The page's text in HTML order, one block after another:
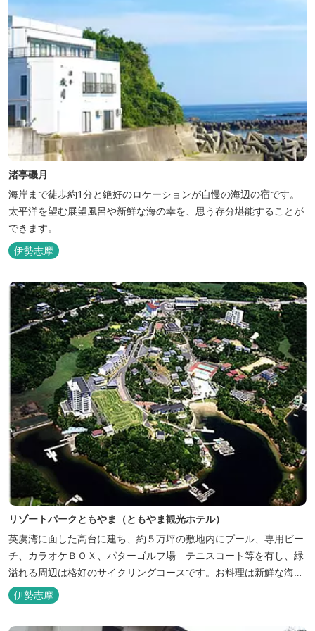
渚亭磯月
海岸まで徒歩約1分と絶好のロケーションが自慢の海辺の宿です。
太平洋を望む展望風呂や新鮮な海の幸を、思う存分堪能することが
できます。
伊勢志摩
リゾートパークともやま（ともやま観光ホテル）
英虞湾に面した高台に建ち、約５万坪の敷地内にプール、専用ビー
チ、カラオケＢＯＸ、パターゴルフ場 テニスコート等を有し、緑
溢れる周辺は格好のサイクリングコースです。お料理は新鮮な海の
幸をふんだんに使用する荒磯焼、活造会席、伊勢海老残酷鍋会席、
松茸料理（秋）等グルメ志向の方に好評です。夏には野外バーベキ
ューも毎晩行ないます。
伊勢志摩